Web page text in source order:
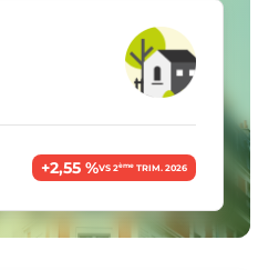
+2,55 %VS 2èmeTRIM. 2026